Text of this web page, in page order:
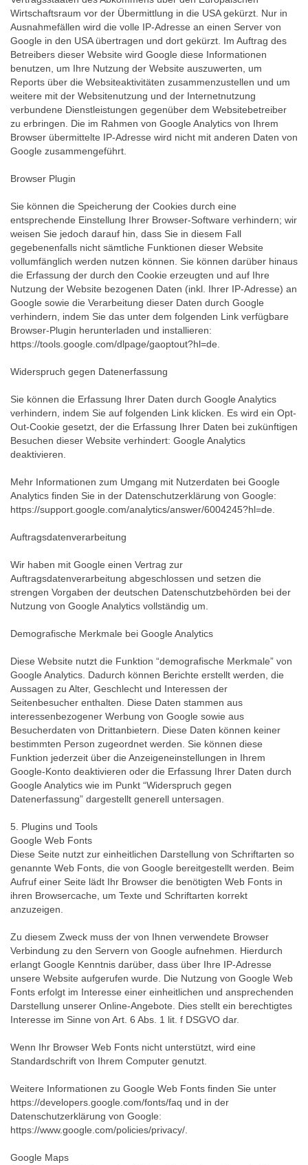
Wirtschaftsraum vor der Übermittlung in die USA gekürzt. Nur in
Ausnahmefällen wird die volle IP-Adresse an einen Server von
Google in den USA übertragen und dort gekürzt. Im Auftrag des
Betreibers dieser Website wird Google diese Informationen
benutzen, um Ihre Nutzung der Website auszuwerten, um
Reports über die Websiteaktivitäten zusammenzustellen und um
weitere mit der Websitenutzung und der Internetnutzung
verbundene Dienstleistungen gegenüber dem Websitebetreiber
zu erbringen. Die im Rahmen von Google Analytics von Ihrem
Browser übermittelte IP-Adresse wird nicht mit anderen Daten von
Google zusammengeführt.
Browser Plugin
Sie können die Speicherung der Cookies durch eine
entsprechende Einstellung Ihrer Browser-Software verhindern; wir
weisen Sie jedoch darauf hin, dass Sie in diesem Fall
gegebenenfalls nicht sämtliche Funktionen dieser Website
vollumfänglich werden nutzen können. Sie können darüber hinaus
die Erfassung der durch den Cookie erzeugten und auf Ihre
Nutzung der Website bezogenen Daten (inkl. Ihrer IP-Adresse) an
Google sowie die Verarbeitung dieser Daten durch Google
verhindern, indem Sie das unter dem folgenden Link verfügbare
Browser-Plugin herunterladen und installieren:
https://tools.google.com/dlpage/gaoptout?hl=de.
Widerspruch gegen Datenerfassung
Sie können die Erfassung Ihrer Daten durch Google Analytics
verhindern, indem Sie auf folgenden Link klicken. Es wird ein Opt-
Out-Cookie gesetzt, der die Erfassung Ihrer Daten bei zukünftigen
Besuchen dieser Website verhindert: Google Analytics
deaktivieren.
Mehr Informationen zum Umgang mit Nutzerdaten bei Google
Analytics finden Sie in der Datenschutzerklärung von Google:
https://support.google.com/analytics/answer/6004245?hl=de.
Auftragsdatenverarbeitung
Wir haben mit Google einen Vertrag zur
Auftragsdatenverarbeitung abgeschlossen und setzen die
strengen Vorgaben der deutschen Datenschutzbehörden bei der
Nutzung von Google Analytics vollständig um.
Demografische Merkmale bei Google Analytics
Diese Website nutzt die Funktion “demografische Merkmale” von
Google Analytics. Dadurch können Berichte erstellt werden, die
Aussagen zu Alter, Geschlecht und Interessen der
Seitenbesucher enthalten. Diese Daten stammen aus
interessenbezogener Werbung von Google sowie aus
Besucherdaten von Drittanbietern. Diese Daten können keiner
bestimmten Person zugeordnet werden. Sie können diese
Funktion jederzeit über die Anzeigeneinstellungen in Ihrem
Google-Konto deaktivieren oder die Erfassung Ihrer Daten durch
Google Analytics wie im Punkt “Widerspruch gegen
Datenerfassung” dargestellt generell untersagen.
5. Plugins und Tools
Google Web Fonts
Diese Seite nutzt zur einheitlichen Darstellung von Schriftarten so
genannte Web Fonts, die von Google bereitgestellt werden. Beim
Aufruf einer Seite lädt Ihr Browser die benötigten Web Fonts in
ihren Browsercache, um Texte und Schriftarten korrekt
anzuzeigen.
Zu diesem Zweck muss der von Ihnen verwendete Browser
Verbindung zu den Servern von Google aufnehmen. Hierdurch
erlangt Google Kenntnis darüber, dass über Ihre IP-Adresse
unsere Website aufgerufen wurde. Die Nutzung von Google Web
Fonts erfolgt im Interesse einer einheitlichen und ansprechenden
Darstellung unserer Online-Angebote. Dies stellt ein berechtigtes
Interesse im Sinne von Art. 6 Abs. 1 lit. f DSGVO dar.
Wenn Ihr Browser Web Fonts nicht unterstützt, wird eine
Standardschrift von Ihrem Computer genutzt.
Weitere Informationen zu Google Web Fonts finden Sie unter
https://developers.google.com/fonts/faq und in der
Datenschutzerklärung von Google:
https://www.google.com/policies/privacy/.
Google Maps